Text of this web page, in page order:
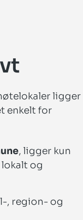
ligger
enkelt for
, ligger kun
og
, region- og